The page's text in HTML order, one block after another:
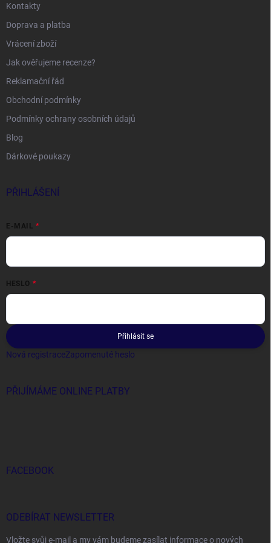
Kontakty
Doprava a platba
Vrácení zboží
Jak ověřujeme recenze?
Reklamační řád
Obchodní podmínky
Podmínky ochrany osobních údajů
Blog
Dárkové poukazy
PŘIHLÁŠENÍ
E-MAIL
HESLO
Přihlásit se
Nová registraceZapomenuté heslo
PŘIJÍMÁME ONLINE PLATBY
FACEBOOK
ODEBÍRAT NEWSLETTER
Vložte svůj e-mail a my vám budeme zasílat informace o nových